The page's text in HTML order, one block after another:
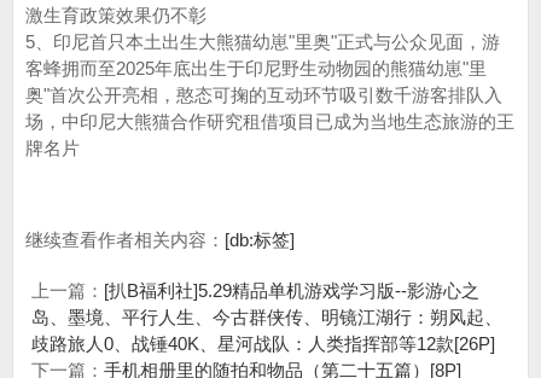
激生育政策效果仍不彰
5、印尼首只本土出生大熊猫幼崽"里奥"正式与公众见面，游
客蜂拥而至2025年底出生于印尼野生动物园的熊猫幼崽"里
奥"首次公开亮相，憨态可掬的互动环节吸引数千游客排队入
场，中印尼大熊猫合作研究租借项目已成为当地生态旅游的王
牌名片
继续查看作者相关内容： [db:标签]
上一篇： [扒B福利社]5.29精品单机游戏学习版--影游心之
岛、墨境、平行人生、今古群侠传、明镜江湖行：朔风起、
歧路旅人0、战锤40K、星河战队：人类指挥部等12款[26P]
下一篇： 手机相册里的随拍和物品（第二十五篇）[8P]